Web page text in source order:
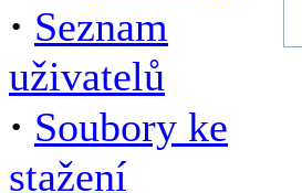
· Seznam
uživatelů
· Soubory ke
stažení